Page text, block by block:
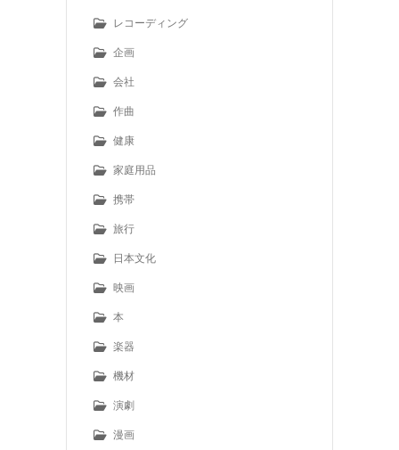
レコーディング
企画
会社
作曲
健康
家庭用品
携帯
旅行
日本文化
映画
本
楽器
機材
演劇
漫画